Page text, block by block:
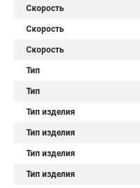
Скорость
Скорость
Скорость
Тип
Тип
Тип изделия
Тип изделия
Тип изделия
Тип изделия